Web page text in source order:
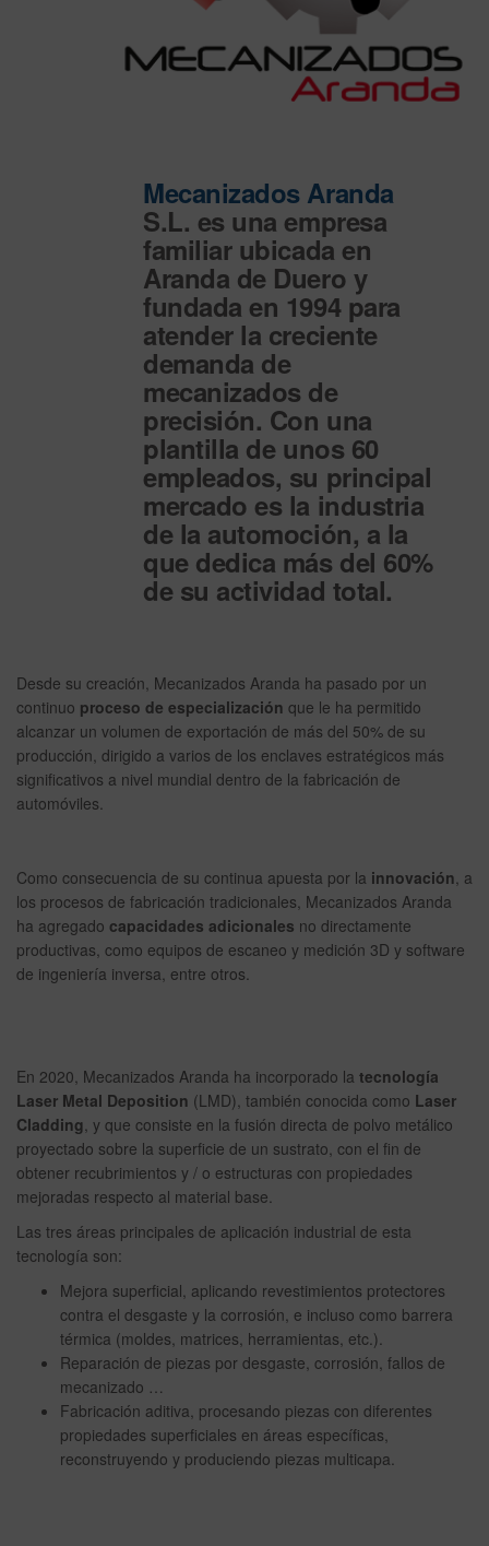
Mecanizados Aranda
S.L. es una empresa
familiar ubicada en
Aranda de Duero y
fundada en 1994 para
atender la creciente
demanda de
mecanizados de
precisión. Con una
plantilla de unos 60
empleados, su principal
mercado es la industria
de la automoción, a la
que dedica más del 60%
de su actividad total.
Desde su creación, Mecanizados Aranda ha pasado por un
continuo proceso de especialización que le ha permitido
alcanzar un volumen de exportación de más del 50% de su
producción, dirigido a varios de los enclaves estratégicos más
significativos a nivel mundial dentro de la fabricación de
automóviles.
Como consecuencia de su continua apuesta por la innovación, a
los procesos de fabricación tradicionales, Mecanizados Aranda
ha agregado capacidades adicionales no directamente
productivas, como equipos de escaneo y medición 3D y software
de ingeniería inversa, entre otros.
En 2020, Mecanizados Aranda ha incorporado la tecnología
Laser Metal Deposition (LMD), también conocida como Laser
Cladding, y que consiste en la fusión directa de polvo metálico
proyectado sobre la superficie de un sustrato, con el fin de
obtener recubrimientos y / o estructuras con propiedades
mejoradas respecto al material base.
Las tres áreas principales de aplicación industrial de esta
tecnología son:
Mejora superficial, aplicando revestimientos protectores
contra el desgaste y la corrosión, e incluso como barrera
térmica (moldes, matrices, herramientas, etc.).
Reparación de piezas por desgaste, corrosión, fallos de
mecanizado …
Fabricación aditiva, procesando piezas con diferentes
propiedades superficiales en áreas específicas,
reconstruyendo y produciendo piezas multicapa.